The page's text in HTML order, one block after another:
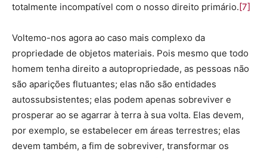
totalmente incompatível com o nosso direito primário.[7]
Voltemo-nos agora ao caso mais complexo da
propriedade de objetos materiais. Pois mesmo que todo
homem tenha direito a autopropriedade, as pessoas não
são aparições flutuantes; elas não são entidades
autossubsistentes; elas podem apenas sobreviver e
prosperar ao se agarrar à terra à sua volta. Elas devem,
por exemplo, se estabelecer em áreas terrestres; elas
devem também, a fim de sobreviver, transformar os